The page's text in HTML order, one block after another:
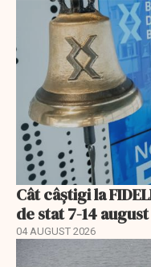
Cât câștigi la
de stat 7-14
04 AUGUST 2026